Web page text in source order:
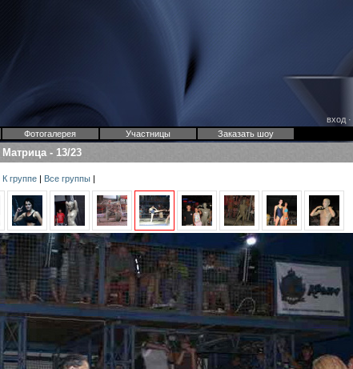
вход·
Фотогалерея Участницы Заказать шоу
Матрица- 13/23
К группе | Все группы |